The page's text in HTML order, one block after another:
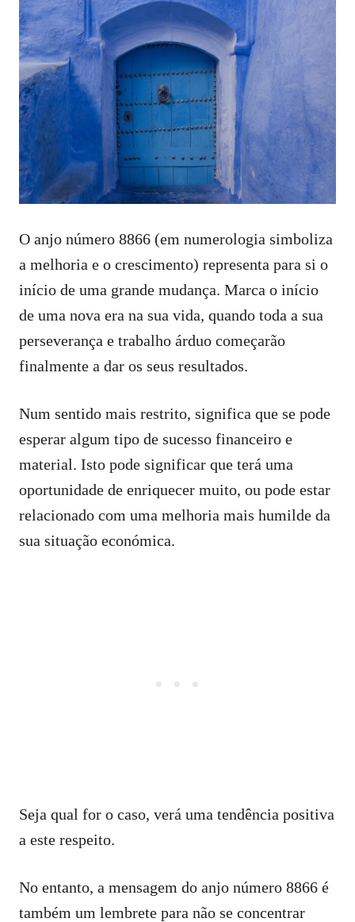
O anjo número 8866 (em numerologia simboliza
a melhoria e o crescimento) representa para si o
início de uma grande mudança. Marca o início
de uma nova era na sua vida, quando toda a sua
perseverança e trabalho árduo começarão
finalmente a dar os seus resultados.
Num sentido mais restrito, significa que se pode
esperar algum tipo de sucesso financeiro e
material. Isto pode significar que terá uma
oportunidade de enriquecer muito, ou pode estar
relacionado com uma melhoria mais humilde da
sua situação económica.
Seja qual for o caso, verá uma tendência positiva
a este respeito.
No entanto, a mensagem do anjo número 8866 é
também um lembrete para não se concentrar